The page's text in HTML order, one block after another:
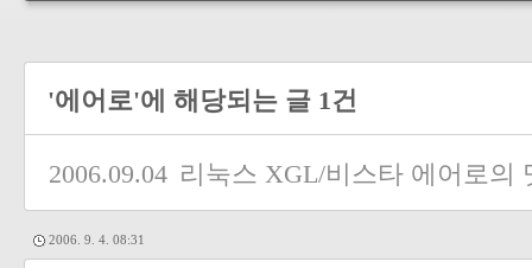
'에어로'에 해당되는 글 1건
2006.09.04 리눅스 XGL/비스타 에어로의
2006. 9. 4. 08:31